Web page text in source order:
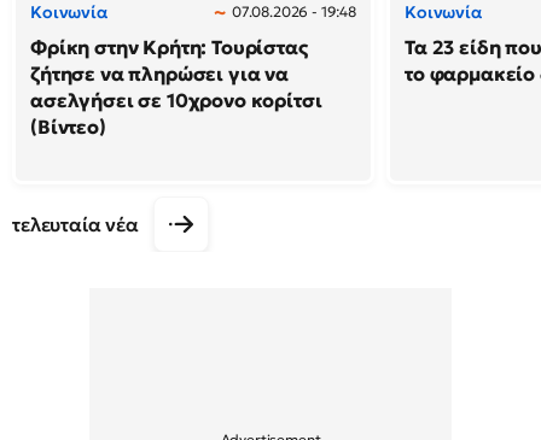
Κοινωνία 07.08.2026 - 19:48
Φρίκη στην Κρήτη: Τουρίστας
ζήτησε να πληρώσει για να
ασελγήσει σε 10χρονο κορίτσι
(Βίντεο)
Κοινωνία
Τα 23 είδη
το
τελευταία νέα